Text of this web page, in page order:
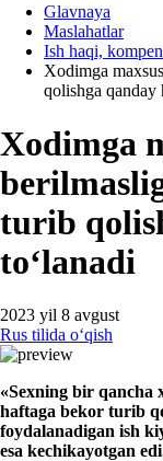
Glavnaya
Maslahatlar
Ish haqi,
Xodimga
qolishga qanday
Xodimga
turib
toʻlanadi
2023 yil 8 avgust
Rus tilida oʻqish
«Seхning bir qancha
haftaga bekor turib
foydalanadigan ish
esa kechikayotgan edi